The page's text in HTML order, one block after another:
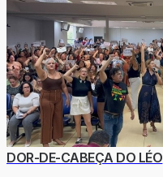
DOR-DE-CABEÇA DO LÉO